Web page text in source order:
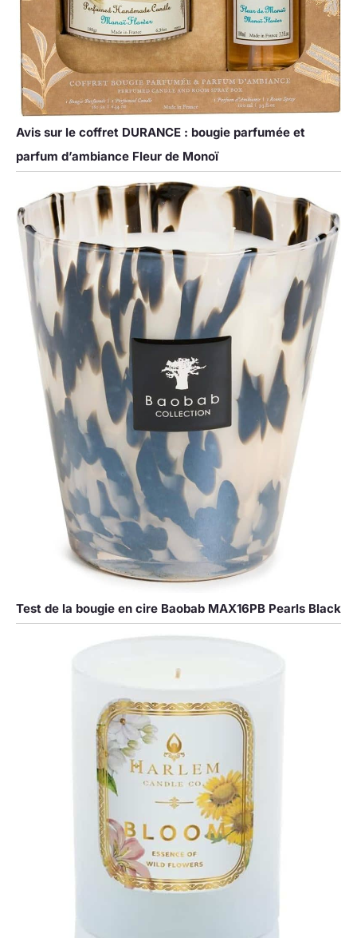
Avis sur le coffret DURANCE : bougie parfumée et
parfum d’ambiance Fleur de Monoï
Test de la bougie en cire Baobab MAX16PB Pearls Black